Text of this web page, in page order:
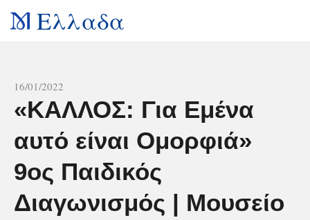
Ελλαδα
16/01/2022
«KΑΛΛΟΣ: Για Εμένα
αυτό είναι Ομορφιά»
9ος Παιδικός
Διαγωνισμός | Μουσείο